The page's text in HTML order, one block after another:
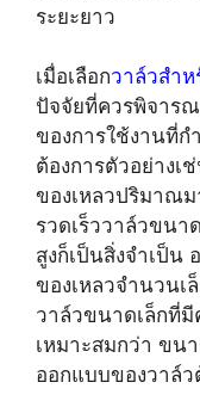
ระยะยาว
เมื่อเลือกวาล์วสำห
ปัจจัยที่ควรพิจาร
ของการใช้งานที่
ต้องการตัวอย่างเ
ของเหลวปริมาณม
รวดเร็ววาล์วขน
สูงก็เป็นสิ่งจำเป็น
ของเหลวจำนวนเ
วาล์วขนาดเล็กที่
เหมาะสมกว่า ขน
ออกแบบของวาล์